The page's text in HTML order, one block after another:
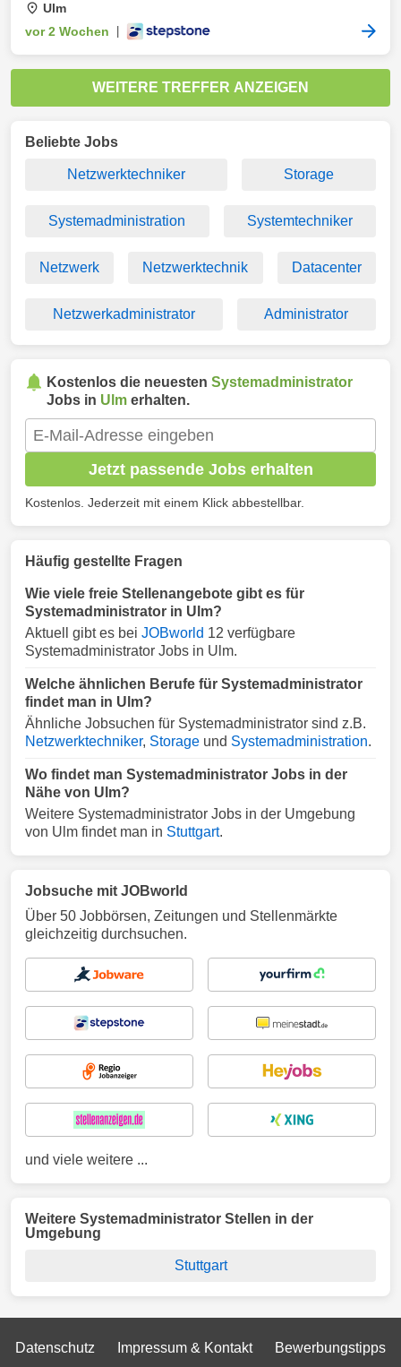
Ulm
vor 2 Wochen
WEITERE TREFFER ANZEIGEN
Beliebte Jobs
Netzwerktechniker Storage
Systemadministration Systemtechniker
Netzwerk Netzwerktechnik Datacenter
Netzwerkadministrator Administrator
Kostenlos die neuesten Systemadministrator
Jobs in Ulm erhalten.
Jetzt passende Jobs erhalten
Kostenlos. Jederzeit mit einem Klick abbestellbar.
Häufig gestellte Fragen
Wie viele freie Stellenangebote gibt es für
Systemadministrator in Ulm?
Aktuell gibt es bei JOBworld 12 verfügbare
Systemadministrator Jobs in Ulm.
Welche ähnlichen Berufe für Systemadministrator
findet man in Ulm?
Ähnliche Jobsuchen für Systemadministrator sind z.B.
Netzwerktechniker, Storage und Systemadministration.
Wo findet man Systemadministrator Jobs in der
Nähe von Ulm?
Weitere Systemadministrator Jobs in der Umgebung
von Ulm findet man in Stuttgart.
Jobsuche mit JOBworld
Über 50 Jobbörsen, Zeitungen und Stellenmärkte
gleichzeitig durchsuchen.
und viele weitere ...
Weitere Systemadministrator Stellen in der
Umgebung
Stuttgart
Datenschutz Impressum & Kontakt Bewerbungstipps